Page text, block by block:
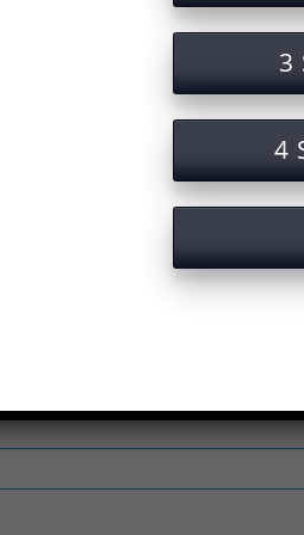
tra trắc nghiệm an
an toàn lao động vận
an toàn lao động vận
luyện an toàn lao
tra huấn luyện an toàn lao
tại đây
3
4